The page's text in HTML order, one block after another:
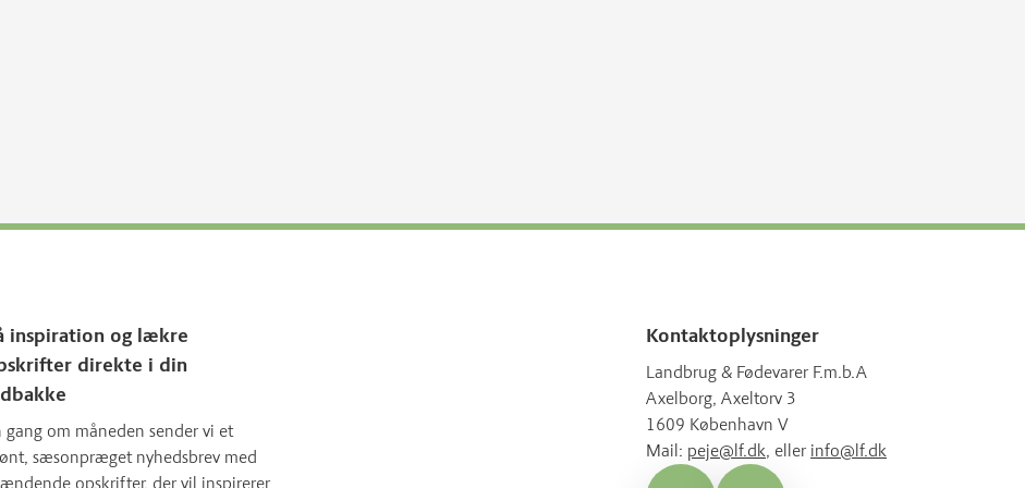
inspiration og lækre
direkte i din
gang om måneden sender vi et
sæsonpræget nyhedsbrev med
opskrifter, der vil inspirerer
Kontaktoplysninger
Landbrug & Fødevarer F.m.b.A
Axelborg, Axeltorv 3
1609 København V
Mail: peje@lf.dk, eller info@lf.dk